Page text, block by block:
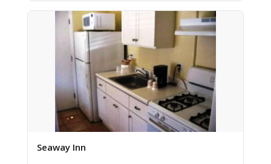
Seaway Inn